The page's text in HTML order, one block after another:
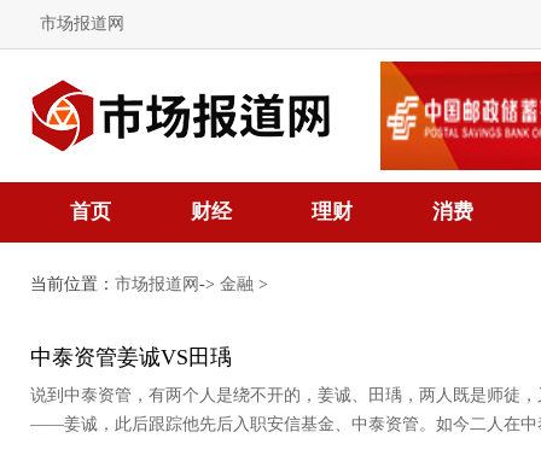
市场报道网
首页 财经 理财 消费
当前位置： 市场报道网 -> 金融 >
中泰资管姜诚VS田瑀
说到中泰资管，有两个人是绕不开的，姜诚、田瑀，两人既是师徒
——姜诚，此后跟踪他先后入职安信基金、中泰资管。如今二人在